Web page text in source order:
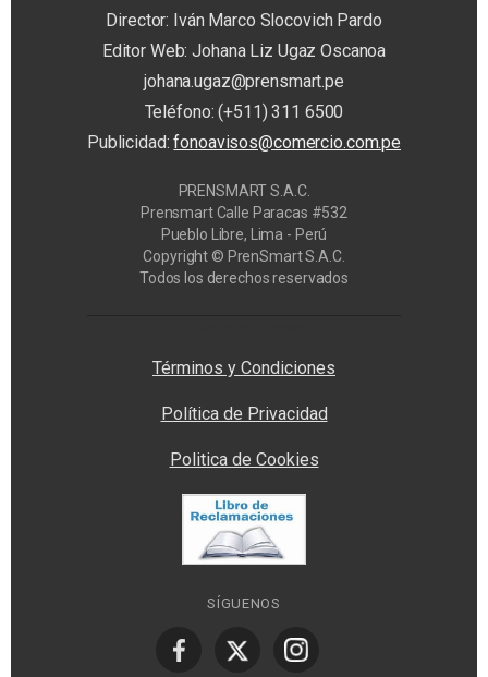
Director: Iván Marco Slocovich Pardo
Editor Web: Johana Liz Ugaz Oscanoa
johana.ugaz@prensmart.pe
Teléfono: (+511) 311 6500
Publicidad:fonoavisos@comercio.com.pe
PRENSMART S.A.C.
Prensmart Calle Paracas #532
Pueblo Libre, Lima - Perú
Copyright © PrenSmart S.A.C.
Todos los derechos reservados
Términos y Condiciones
Política de Privacidad
Politica de Cookies
SÍGUENOS